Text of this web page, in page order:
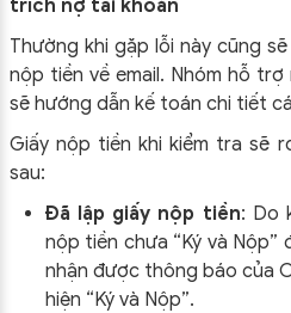
trích nợ tài khoản
Thường khi gặp lỗi này cũng
nộp tiền về email. Nhóm hỗ
sẽ hướng dẫn kế toán chi tiết
Giấy nộp tiền khi kiểm tra sẽ
sau:
Đã lập giấy nộp tiền: Do
nộp tiền chưa “Ký và Nộp”
nhận được thông báo của
hiện “Ký và Nộp”.